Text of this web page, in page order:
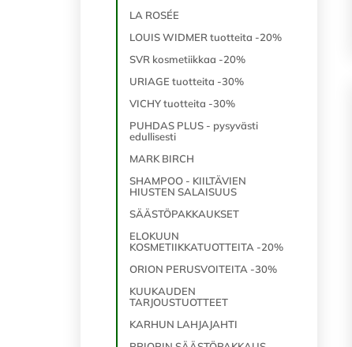
LA ROSÉE
LOUIS WIDMER tuotteita -20%
SVR kosmetiikkaa -20%
URIAGE tuotteita -30%
VICHY tuotteita -30%
PUHDAS PLUS - pysyvästi
edullisesti
MARK BIRCH
SHAMPOO - KIILTÄVIEN
HIUSTEN SALAISUUS
SÄÄSTÖPAKKAUKSET
ELOKUUN
KOSMETIIKKATUOTTEITA -20%
ORION PERUSVOITEITA -30%
KUUKAUDEN
TARJOUSTUOTTEET
KARHUN LAHJAJAHTI